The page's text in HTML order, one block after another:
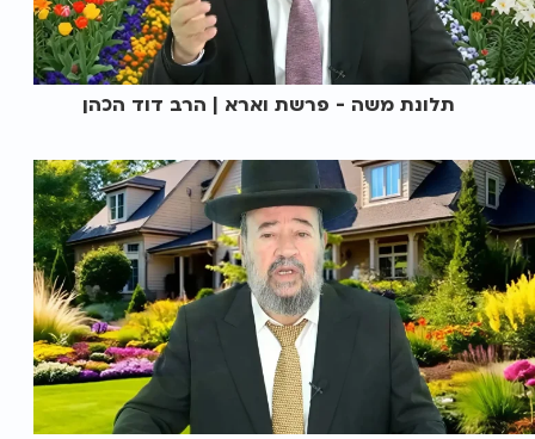
תלונת משה - פרשת וארא | הרב דוד הכהן